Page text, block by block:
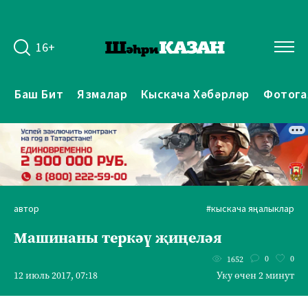
16+
Баш Бит Язмалар Кыскача Хәбәрләр
автор #кыскача яңалыклар
Машинаны теркәү җиңеләя
12 июль 2017, 07:18
1652 0 0
Уку өчен 2 минут